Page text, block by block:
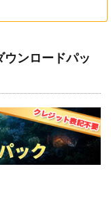
ンロードパッ